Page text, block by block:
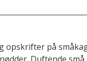
opskrifter på